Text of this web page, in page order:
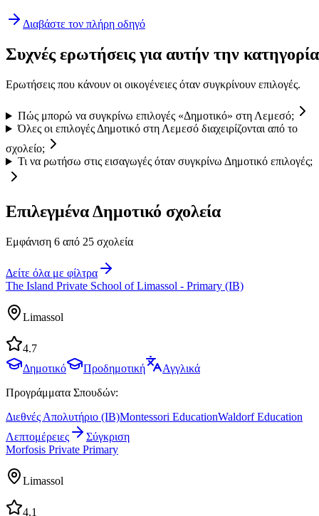
Διαβάστε τον πλήρη οδηγό
Συχνές ερωτήσεις για αυτήν την κατηγορία
Ερωτήσεις που κάνουν οι οικογένειες όταν συγκρίνουν επιλογές.
Πώς μπορώ να συγκρίνω επιλογές «Δημοτικό» στη Λεμεσό;
Όλες οι επιλογές Δημοτικό στη Λεμεσό διαχειρίζονται από το
σχολείο;
Τι να ρωτήσω στις εισαγωγές όταν συγκρίνω Δημοτικό επιλογές;
Επιλεγμένα Δημοτικό σχολεία
Εμφάνιση 6 από 25 σχολεία
Δείτε όλα με φίλτρα
The Island Private School of Limassol - Primary (IB)
Limassol
4.7
Δημοτικό
Προδημοτική
Αγγλικά
Προγράμματα Σπουδών:
Διεθνές Απολυτήριο (IB)Montessori EducationWaldorf Education
Λεπτομέρειες
Σύγκριση
Morfosis Private Primary
Limassol
4.1